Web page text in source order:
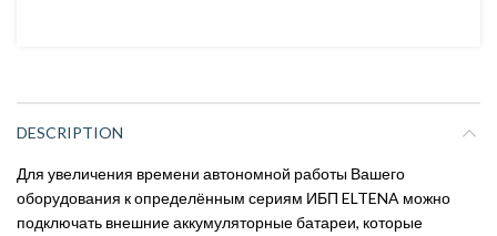
DESCRIPTION
Для увеличения времени автономной работы Вашего
оборудования к определённым сериям ИБП ELTENA можно
подключать внешние аккумуляторные батареи, которые